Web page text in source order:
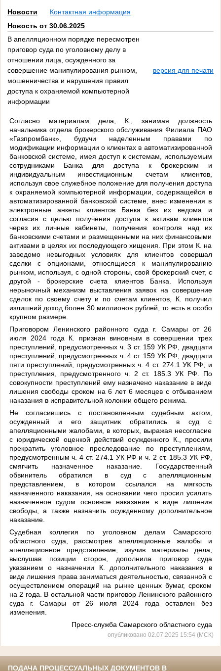
Новости
Контактная информация
Новость от 30.06.2025
В апелляционном порядке пересмотрен
приговор суда по уголовному делу в
отношении лица, осужденного за
совершение манипулирования рынком,
мошенничества и нарушения правил
доступа к охраняемой компьютерной
информации
версия для печати
Согласно материалам дела, К., занимая должность
начальника отдела брокерского обслуживания Филиала ПАО
«Газпромбанк», будучи наделенным правами по
модификации информации о клиентах в автоматизированной
банковской системе, имея доступ к системам, используемым
сотрудниками Банка для доступа к брокерским и
индивидуальным инвестиционным счетам клиентов,
используя свое служебное положение для получения доступа
к охраняемой компьютерной информации, содержащейся в
автоматизированной банковской системе, внес изменения в
электронные анкеты клиентов Банка без их ведома и
согласия с целью получения доступа к активам клиентов
через их личные кабинеты, получения контроля над их
банковскими счетами и размещенными на них финансовыми
активами в целях их последующего хищения. При этом К. на
заведомо невыгодных условиях для клиентов совершал
сделки с опционами, относящиеся к манипулированию
рынком, используя, с одной стороны, свой брокерский счет, с
другой - брокерские счета клиентов Банка. Используя
нерыночный механизм выставления заявок на совершение
сделок по своему счету и по счетам клиентов, К. получил
излишний доход более 30 миллионов рублей, то есть в особо
крупном размере.
Приговором Ленинского районного суда г. Самары от 26
июля 2024 года К. признан виновным в совершении трех
преступлений, предусмотренных ч. 3 ст. 159 УК РФ, двадцати
преступлений, предусмотренных ч. 4 ст. 159 УК РФ, двадцати
пяти преступлений, предусмотренных ч. 4 ст. 274.1 УК РФ, и
преступления, предусмотренного ч. 2 ст. 185.3 УК РФ. По
совокупности преступлений ему назначено наказание в виде
лишения свободы сроком на 6 лет 6 месяцев с отбыванием
наказания в исправительной колонии общего режима.
Не согласившись с постановленным судебным актом,
осужденный и его защитник обратились в суд с
апелляционными жалобами, в которых, выражая несогласие
с юридической оценкой действий осужденного К., просили
прекратить уголовное преследование по преступлениям,
предусмотренным ч. 4 ст. 274.1 УК РФ и ч. 2 ст. 185.3 УК РФ,
смягчить назначенное наказание. Государственный
обвинитель обратился в суд с апелляционным
представлением, в котором ссылался на мягкость
назначенного наказания, на основании чего просил усилить
назначенное судом основное наказание в виде лишения
свободы, а также назначить осужденному дополнительное
наказание.
Судебная коллегия по уголовном делам Самарского
областного суда, рассмотрев апелляционные жалобы и
апелляционное представление, изучив материалы дела,
выслушав позиции сторон, дополнила приговор суда
указанием о назначении К. дополнительного наказания в
виде лишения права заниматься деятельностью, связанной с
осуществлением операций на рынке ценных бумаг, сроком
на 2 года. В остальной части приговор Ленинского районного
суда г. Самары от 26 июля 2024 года оставлен без
изменения.
Пресс-служба Самарского областного суда
опубликовано 02.07.2025 15:54 (МСК)
ПОДАЧА ПРОЦЕССУАЛЬНЫХ ДОКУМЕНТОВ В